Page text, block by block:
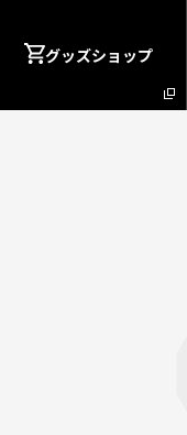
グッズショップ